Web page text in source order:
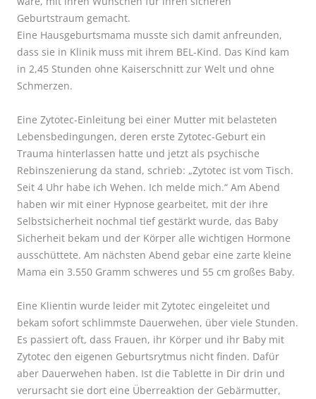
Geburtstraum gemacht.
Eine Hausgeburtsmama musste sich damit anfreunden,
dass sie in Klinik muss mit ihrem BEL-Kind. Das Kind kam
in 2,45 Stunden ohne Kaiserschnitt zur Welt und ohne
Schmerzen.
Eine Zytotec-Einleitung bei einer Mutter mit belasteten
Lebensbedingungen, deren erste Zytotec-Geburt ein
Trauma hinterlassen hatte und jetzt als psychische
Rebinszenierung da stand, schrieb: „Zytotec ist vom Tisch.
Seit 4 Uhr habe ich Wehen. Ich melde mich.“ Am Abend
haben wir mit einer Hypnose gearbeitet, mit der ihre
Selbstsicherheit nochmal tief gestärkt wurde, das Baby
Sicherheit bekam und der Körper alle wichtigen Hormone
ausschüttete. Am nächsten Abend gebar eine zarte kleine
Mama ein 3.550 Gramm schweres und 55 cm großes Baby.
Eine Klientin wurde leider mit Zytotec eingeleitet und
bekam sofort schlimmste Dauerwehen, über viele Stunden.
Es passiert oft, dass Frauen, ihr Körper und ihr Baby mit
Zytotec den eigenen Geburtsrytmus nicht finden. Dafür
aber Dauerwehen haben. Ist die Tablette in Dir drin und
verursacht sie dort eine Überreaktion der Gebärmutter,